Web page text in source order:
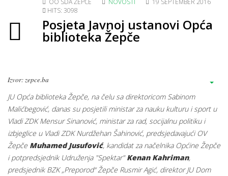
OO SDA ŽEPČE NOVOSTI
19 SEPTEMBER 2016
HITS: 3098
Posjeta Javnoj ustanovi Opća
biblioteka Žepče
Izvor: zepce.ba
JU Opća biblioteka Žepče, na čelu sa direktoricom Sabinom
Malićbegović, danas su posjetili ministar za nauku kulturu i sport u
Vladi ZDK Mensur Sinanović, ministar za rad, socijalnu politiku i
izbjeglice u Vladi ZDK Nurdžehan Šahinović, predsjedavajući OV
Žepče Muhamed Jusufović, kandidat za načelnika Općine Žepče
i potpredsjednik Udruženja "Spektar"Kenan Kahriman,
predsjednik BZK „Preporod“ Žepče Rusmir Agić, direktor JU Dom